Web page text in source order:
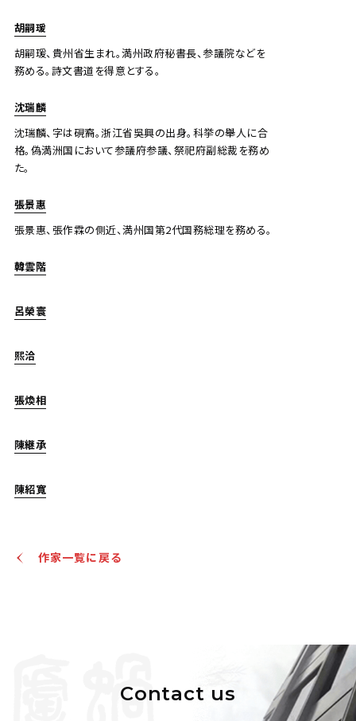
胡嗣瑗
胡嗣瑗、貴州省生まれ。満州政府秘書長、参議院などを
務める。詩文書道を得意とする。
沈瑞麟
沈瑞麟、字は硯裔。浙江省吳興の出身。科挙の舉人に合
格。偽満洲国において参議府参議、祭祀府副総裁を務め
た。
張景惠
張景惠、張作霖の側近、満州国第2代国務総理を務める。
韓雲階
呂榮寰
熙洽
張煥相
陳継承
陳紹寬
作家一覧に戻る
Contact us